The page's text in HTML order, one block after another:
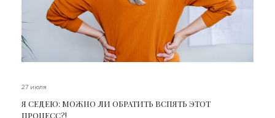
27 июля
Я СЕДЕЮ: МОЖНО ЛИ ОБРАТИТЬ ВСПЯТЬ ЭТОТ
ПРОЦЕСС?!